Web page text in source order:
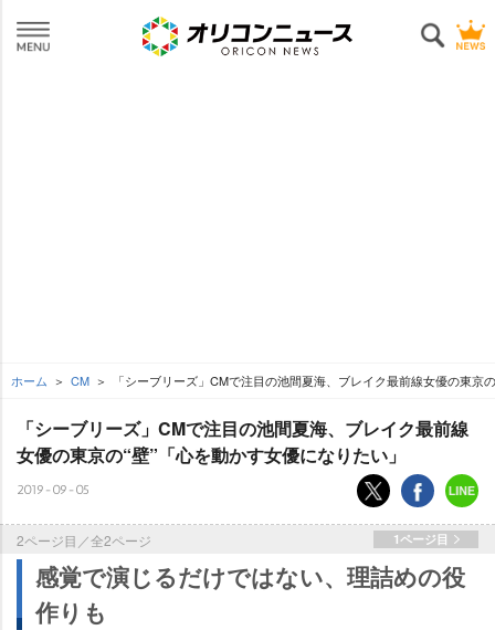
ホーム CM 「シーブリーズ」CMで注目の池間夏海、ブレイク最前線女優の東京
「シーブリーズ」CMで注目の池間夏海、ブレイク最前線
女優の東京の“壁”「心を動かす女優になりたい」
2019-09-05
2ページ目／全2ページ 1ページ目
感覚で演じるだけではない、理詰めの役
作りも